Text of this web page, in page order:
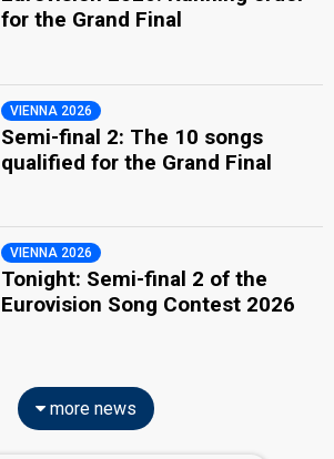
for the Grand Final
VIENNA 2026
Semi-final 2: The 10 songs
qualified for the Grand Final
VIENNA 2026
Tonight: Semi-final 2 of the
Eurovision Song Contest 2026
more news